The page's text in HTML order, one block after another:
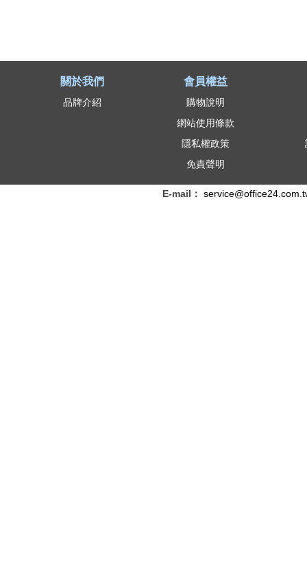
關於我們
品牌介紹
會員權益
購物說明
網站使用條款
隱私權政策
免責聲明
E-mail：